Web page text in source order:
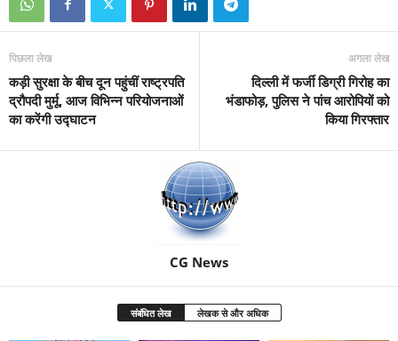
पिछला लेख
कड़ी सुरक्षा के बीच दून पहुंचीं राष्ट्रपति
द्रौपदी मुर्मू, आज विभिन्न परियोजनाओं
का करेंगी उद्घाटन
अगला लेख
दिल्ली में फर्जी डिग्री गिरोह का
भंडाफोड़, पुलिस ने पांच आरोपियों को
किया गिरफ्तार
CG News
संबंधित लेख लेखक से और अधिक